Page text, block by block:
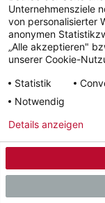
Wärmepumpe
unschlagbares
Lohnt sich der
klar! Mit selbst
Teil des
und sind in der Lage,
Unternehmensziele
von personalisierter
anonymen
„Alle akzeptieren"
unserer Cookie-
Statistik
Notwendig
Details anzeigen